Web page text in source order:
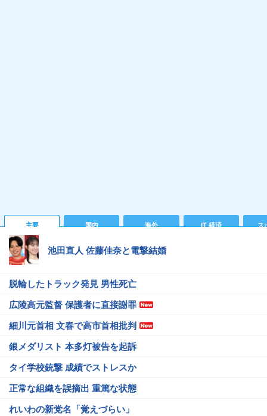
主要 国内 海外 IT 経済 ス
池田直人 佐藤佳奈と電撃結婚
脱輪したトラック発見 男性死亡
広陵高元監督 保護者に直接謝罪
細川元首相 文春で高市首相批判
銀メダリスト 本多灯被告を起訴
タイ学校銃撃 成績でストレスか
正常な組織を誤摘出 重篤な状態
れいわの新党名「覚えづらい」